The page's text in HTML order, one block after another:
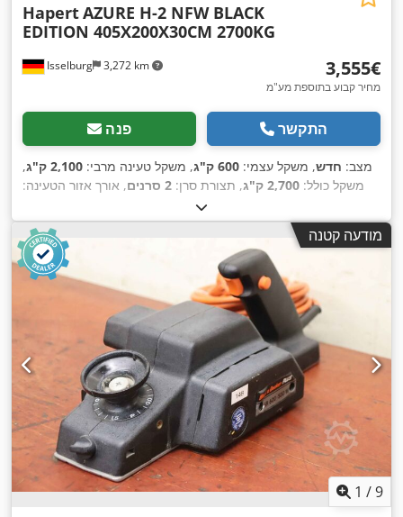
Isselburg 3,272 km
HapertAZURE H-2 NFW BLACK
EDITION 405X200X30CM 2700KG
‏3,555 ‏€
מחיר קבוע בתוספת מע"מ
פנה התקשר
מצב: חדש, משקל עצמי: 600 ק"ג , משקל טעינה מרבי: 2,100 ק"ג
,
משקל כולל: 2,700 ק"ג , תצורת סרן: 2 סרנים
, אורך אזור הטעינה:
, רוחב שטח הטעינה:2,000 מ"מ
מ"מ, נפח שטח טעינה:2.5 מ"ק , צבע:שחור, גובה בנייה:940 מ"מ
,
2,060 מ"מ מודעה קטנה
1 /9